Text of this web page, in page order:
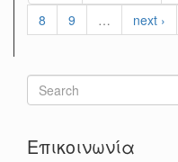
8
9 … next ›
Search
form
Επικοινωνία